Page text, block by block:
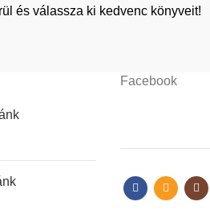
és válassza ki kedvenc könyveit!
Facebook